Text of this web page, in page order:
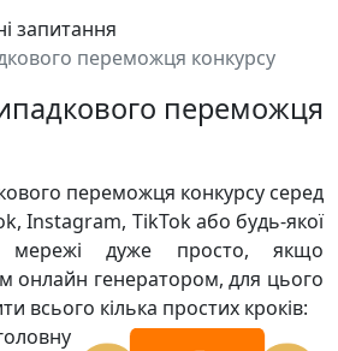
запитання
переможця конкурсу
переможця
переможця конкурсу серед
Instagram, TikTok або будь-якої
мережі дуже просто, якщо
онлайн генератором, для цього
всього кілька простих кроків: